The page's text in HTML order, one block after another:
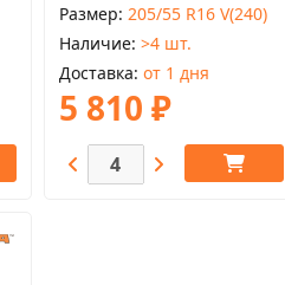
Размер 205/55 R16 V(240)
Наличие >4 шт.
Доставка от 1 дня
5 810 ₽